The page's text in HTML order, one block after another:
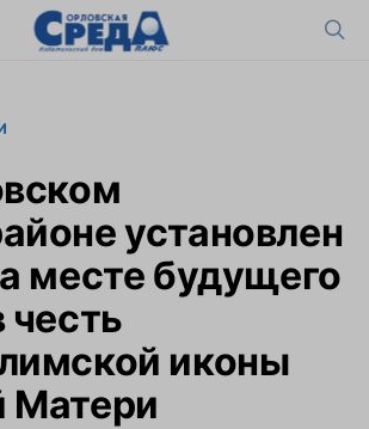
установлен
месте будущего
честь
иконы
Матери